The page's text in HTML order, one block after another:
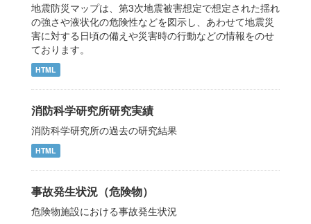
地震防災マップは、第3次地震被害想定で想定された揺れ
の強さや液状化の危険性などを図示し、あわせて地震災
害に対する日頃の備えや災害時の行動などの情報をのせ
ております。
HTML
消防科学研究所研究実績
消防科学研究所の過去の研究結果
HTML
事故発生状況（危険物）
危険物施設における事故発生状況